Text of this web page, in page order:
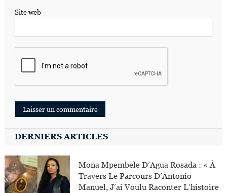
Site web
DERNIERS ARTICLES
Mona Mpembele D’Agua Rosada : « À
Travers Le Parcours D’Antonio
Manuel, J’ai Voulu Raconter L’histoire